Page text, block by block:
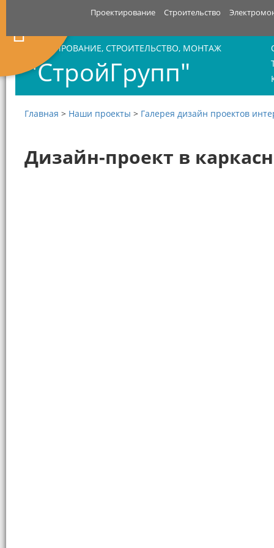
Проектирование Строительство
ПРОЕКТИРОВАНИЕ, СТРОИТЕЛЬСТВО, МОНТАЖ
"СтройГрупп"
Главная > Наши проекты > Галерея дизайн проектов
Дизайн-проект в